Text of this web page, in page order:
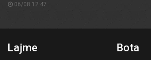
06/08 12:47
Lajme Bota